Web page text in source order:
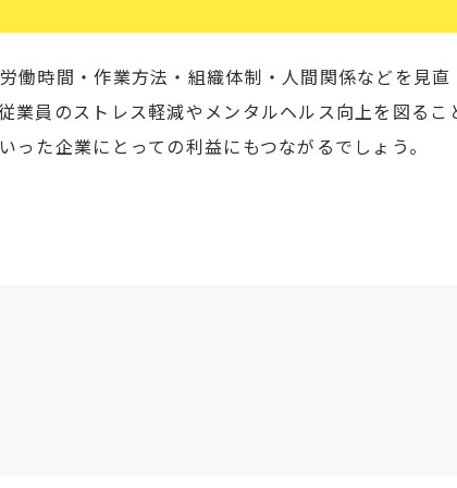
働時間・作業方法・組織体制・人間関係などを見直
業員のストレス軽減やメンタルヘルス向上を図るこ
た企業にとっての利益にもつながるでしょう。